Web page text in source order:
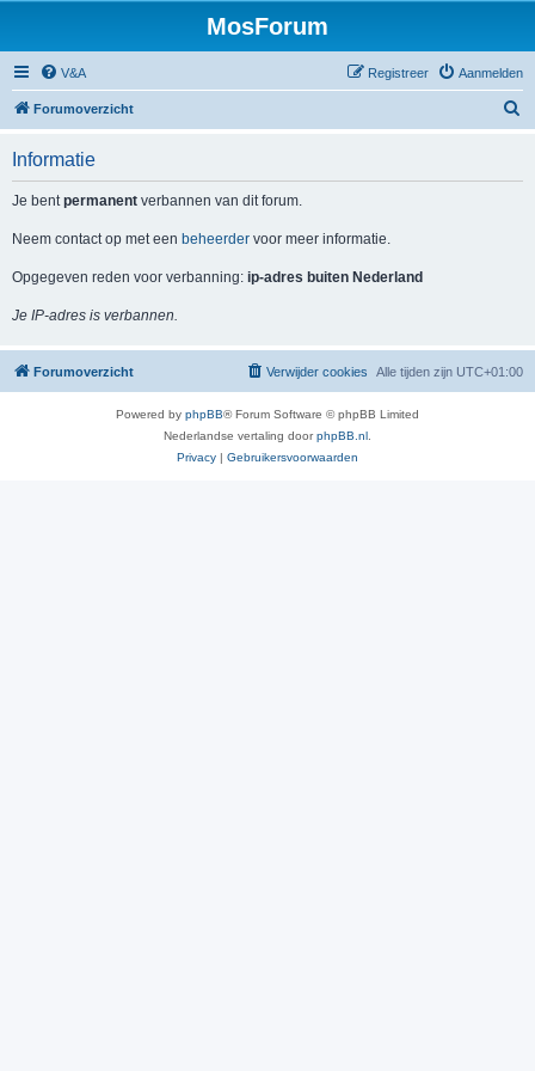
MosForum
V&A Aanmelden
Registreer
Forumoverzicht
Informatie
Je bentpermanent verbannen van dit forum.
Neem contact op met een beheerder voor meer informatie.
Opgegeven reden voor verbanning: ip-adres buiten Nederland
Je IP-adres is verbannen.
Forumoverzicht Alle tijden zijn UTC+01:00
Verwijder cookies
Powered by phpBB® Forum Software © phpBB Limited
Nederlandse vertaling doorphpBB.nl
Privacy | Gebruikersvoorwaarden